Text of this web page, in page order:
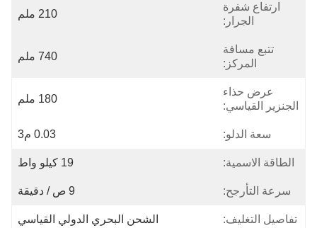
ارتفاع شفرة
الجرار:
210 ملم
تتبع مسافة
المركز:
740 ملم
عرض حذاء
الجنزير القياسي:
180 ملم
سعة الدلو: 0.03 م3
الطاقة الاسمية: 19 كيلو واط
سرعة التأرجح: 9 ص / دقيقة
تفاصيل التغليف: الشحن البحري الدولي القياسي